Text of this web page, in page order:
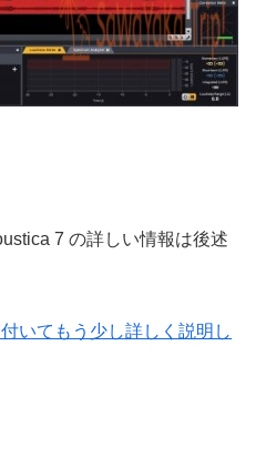
7 の詳しい情報は後述
いてもう少し詳しく説明し